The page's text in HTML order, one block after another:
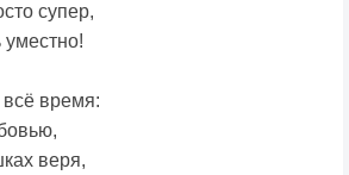
супер,
всё время:
веря,